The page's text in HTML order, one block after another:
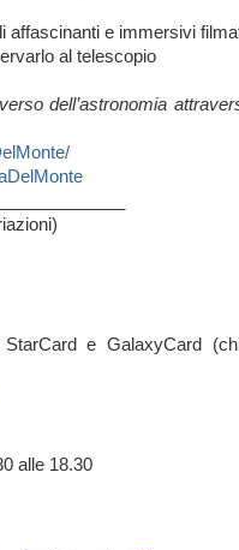
affascinanti e immersivi
al telescopio
dell’astronomia
e GalaxyCard
alle 18.30